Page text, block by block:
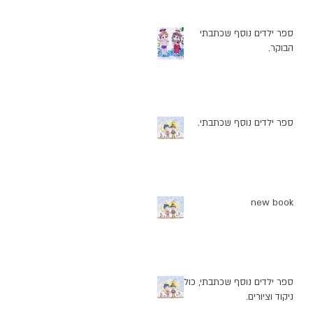
ספר ילדים נוסף שכתבתי
הבוקר.
ספר ילדים נוסף שכתבתי.
new book
ספר ילדים נוסף שכתבתי, כולל
ניקוד וציורים.